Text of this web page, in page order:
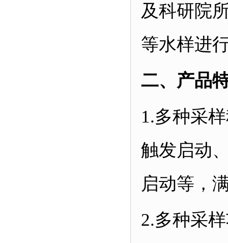
及科研院
等水样进
二、产品
1.多种采
触发启动
启动等，
2.多种采